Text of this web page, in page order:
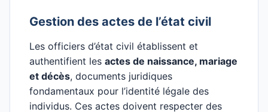
Gestion des actes de l’état civil
Les officiers d’état civil établissent et
authentifient les actes de naissance, mariage
et décès, documents juridiques
fondamentaux pour l’identité légale des
individus. Ces actes doivent respecter des